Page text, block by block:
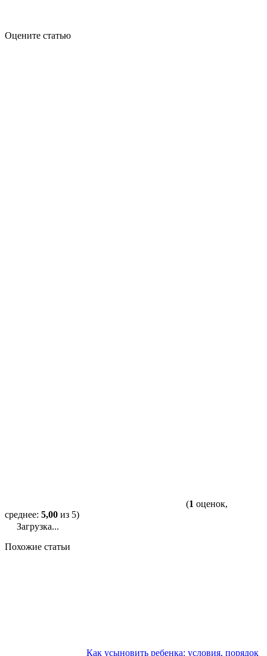
Оцените статью
(1 оценок,
среднее: 5,00 из 5)
Загрузка...
Похожие статьи
Как усыновить ребенка: условия, порядок